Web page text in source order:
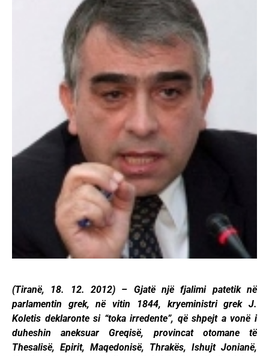
(Tiranë, 18. 12. 2012) – Gjatë një fjalimi patetik në
parlamentin grek, në vitin 1844, kryeministri grek J.
Koletis deklaronte si “toka irredente”, që shpejt a vonë i
duheshin aneksuar Greqisë, provincat otomane të
Thesalisë, Epirit, Maqedonisë, Thrakës, Ishujt Jonianë,